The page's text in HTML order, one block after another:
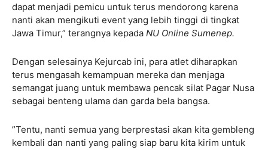
dapat menjadi pemicu untuk terus mendorong karena
nanti akan mengikuti event yang lebih tinggi di tingkat
Jawa Timur,” terangnya kepada NU Online Sumenep.
Dengan selesainya Kejurcab ini, para atlet diharapkan
terus mengasah kemampuan mereka dan menjaga
semangat juang untuk membawa pencak silat Pagar Nusa
sebagai benteng ulama dan garda bela bangsa.
”Tentu, nanti semua yang berprestasi akan kita gembleng
kembali dan nanti yang paling siap baru kita kirim untuk